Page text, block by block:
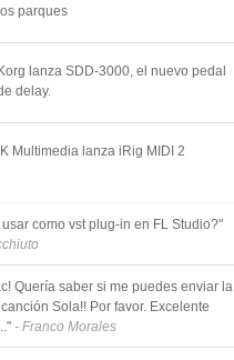
los parques
Korg lanza SDD-3000, el nuevo pedal
delay.
IK Multimedia lanza iRig MIDI 2
como vst plug-in en FL Studio?"
Quería saber si me puedes enviar la
Sola!! Por favor. Excelente
- Franco Morales